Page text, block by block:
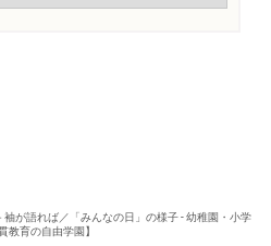
が語れば／「みんなの日」の様子 - 幼稚園・小学
教育の自由学園】